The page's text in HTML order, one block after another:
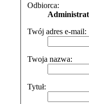
Odbiorca:
Twój adres e-mail:
Twoja nazwa:
Tytuł: